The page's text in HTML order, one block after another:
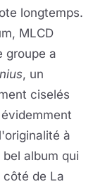
longtemps.
MLCD
groupe a
, un
ciselés
à
album qui
de La